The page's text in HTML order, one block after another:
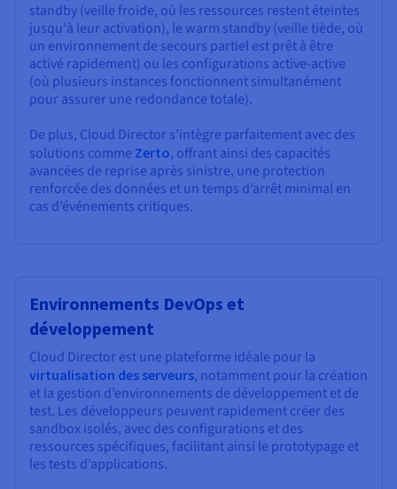
standby (veille froide, où les ressources restent éteintes
jusqu'à leur activation), le warm standby (veille tiède, où
un environnement de secours partiel est prêt à être
activé rapidement) ou les configurations active-active
(où plusieurs instances fonctionnent simultanément
pour assurer une redondance totale).
De plus, Cloud Director s’intègre parfaitement avec des
solutions comme Zerto, offrant ainsi des capacités
avancées de reprise après sinistre, une protection
renforcée des données et un temps d’arrêt minimal en
cas d’événements critiques.
Environnements DevOps et
développement
Cloud Director est une plateforme idéale pour la
virtualisation des serveurs, notamment pour la création
et la gestion d’environnements de développement et de
test. Les développeurs peuvent rapidement créer des
sandbox isolés, avec des configurations et des
ressources spécifiques, facilitant ainsi le prototypage et
les tests d’applications.